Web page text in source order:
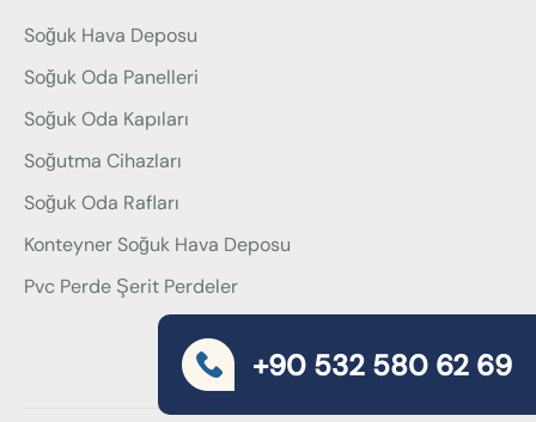
Soğuk Hava Deposu
Soğuk Oda Panelleri
Soğuk Oda Kapıları
Soğutma Cihazları
Soğuk Oda Rafları
Konteyner Soğuk Hava Deposu
Pvc Perde Şerit Perdeler
+90 532 580 62 69